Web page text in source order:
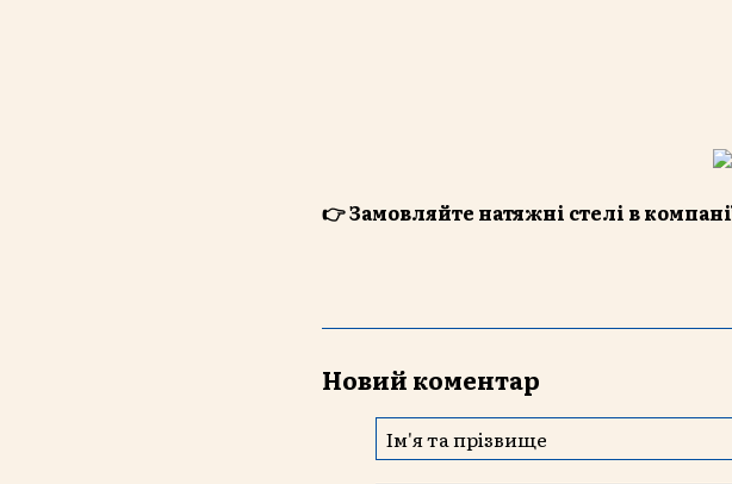
👉 Замовляйте натяжні стелі в
Новий коментар